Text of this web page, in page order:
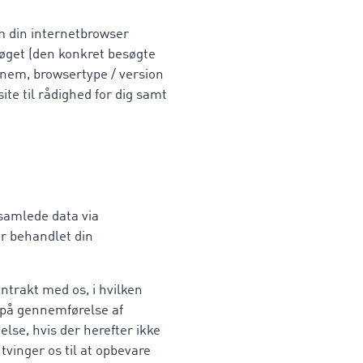
din internetbrowser
(den konkret besøgte
browsertype / version
til rådighed for dig samt
data via
behandlet din
med os, i hvilken
gennemførelse af
hvis der herefter ikke
os til at opbevare